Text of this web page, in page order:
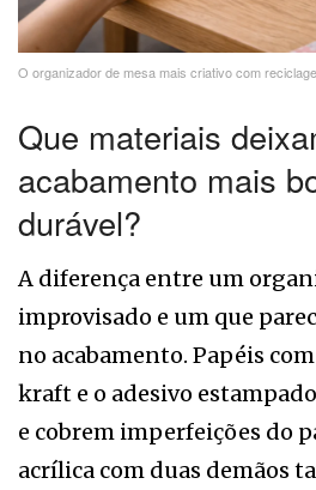
O organizador de mesa mais criativo com
Que materiais
acabamento mais
durável?
A diferença entre um
improvisado e um que
no acabamento. Papéis
kraft e o adesivo
e cobrem imperfeições do
acrílica com duas demãos